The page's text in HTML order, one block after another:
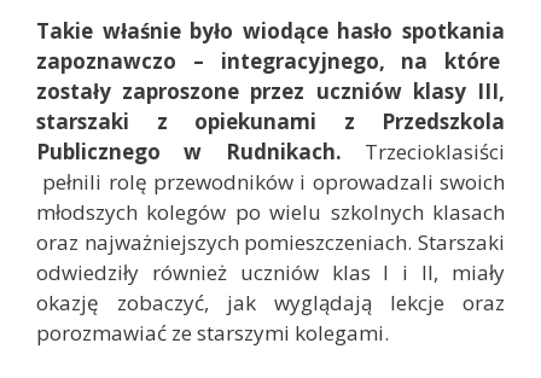
e
Takie właśnie było wiodące hasło spotkania
zapoznawczo – integracyjnego, na które
zostały zaproszone przez uczniów klasy III,
starszaki z opiekunami z Przedszkola
Publicznego w Rudnikach. Trzecioklasiści
pełnili rolę przewodników i oprowadzali swoich
młodszych kolegów po wielu szkolnych klasach
oraz najważniejszych pomieszczeniach. Starszaki
odwiedziły również uczniów klas I i II, miały
okazję zobaczyć, jak wyglądają lekcje oraz
porozmawiać ze starszymi kolegami.